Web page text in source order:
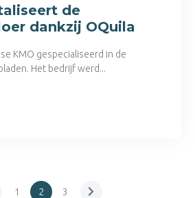
de
dankzij OQuila
KMO gespecialiseerd in de
Het bedrijf werd...
1 2 3